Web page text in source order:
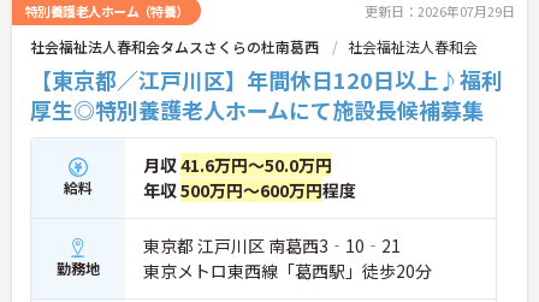
特別養護老人ホーム（特養） 更新日：2026年07月29日
社会福祉法人春和会タムスさくらの杜南葛西 社会福祉法人春和会
【東京都／江戸川区】年間休日120日以上♪福利
厚生◎特別養護老人ホームにて施設長候補募集
給料
月収41.6万円～50.0万円
年収500万円～600万円程度
勤務地
東京都 江戸川区 南葛西3‐10‐21
東京メトロ東西線「葛西駅」徒歩20分